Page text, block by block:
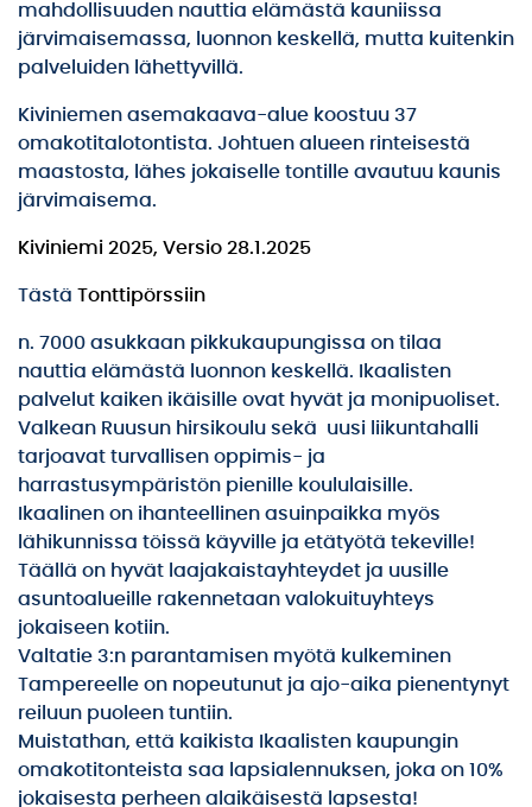
mahdollisuuden nauttia elämästä kauniissa
järvimaisemassa, luonnon keskellä, mutta kuitenkin
palveluiden lähettyvillä.
Kiviniemen asemakaava-alue koostuu 37
omakotitalotontista. Johtuen alueen rinteisestä
maastosta, lähes jokaiselle tontille avautuu kaunis
järvimaisema.
Kiviniemi 2025, Versio 28.1.2025
Tästä Tonttipörssiin
n. 7000 asukkaan pikkukaupungissa on tilaa
nauttia elämästä luonnon keskellä. Ikaalisten
palvelut kaiken ikäisille ovat hyvät ja monipuoliset.
Valkean Ruusun hirsikoulu sekä uusi liikuntahalli
tarjoavat turvallisen oppimis- ja
harrastusympäristön pienille koululaisille.
Ikaalinen on ihanteellinen asuinpaikka myös
lähikunnissa töissä käyville ja etätyötä tekeville!
Täällä on hyvät laajakaistayhteydet ja uusille
asuntoalueille rakennetaan valokuituyhteys
jokaiseen kotiin.
Valtatie 3:n parantamisen myötä kulkeminen
Tampereelle on nopeutunut ja ajo-aika pienentynyt
reiluun puoleen tuntiin.
Muistathan, että kaikista Ikaalisten kaupungin
omakotitonteista saa lapsialennuksen, joka on 10%
jokaisesta perheen alaikäisestä lapsesta!